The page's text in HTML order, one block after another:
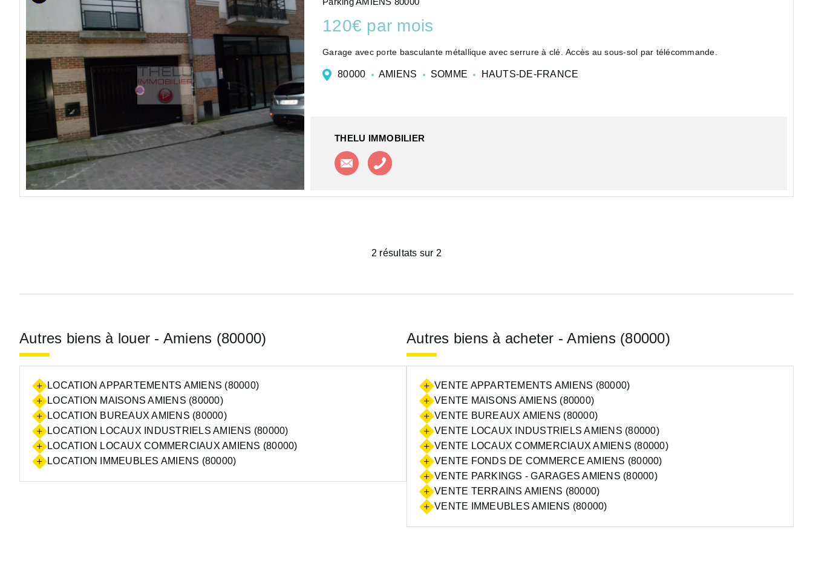
120€ par mois
Garage avec porte basculante métallique avec serrure à clé. Accès au sous-sol par télécommande.
80000 AMIENS SOMME HAUTS-DE-FRANCE
THELU IMMOBILIER
Contacter l'agence
2 résultats sur 2
Autres biens à louer - Amiens (80000)
LOCATION APPARTEMENTS AMIENS (80000)
LOCATION MAISONS AMIENS (80000)
LOCATION BUREAUX AMIENS (80000)
LOCATION LOCAUX INDUSTRIELS AMIENS (80000)
LOCATION LOCAUX COMMERCIAUX AMIENS (80000)
LOCATION IMMEUBLES AMIENS (80000)
Autres biens à acheter - Amiens (80000)
VENTE APPARTEMENTS AMIENS (80000)
VENTE MAISONS AMIENS (80000)
VENTE BUREAUX AMIENS (80000)
VENTE LOCAUX INDUSTRIELS AMIENS (80000)
VENTE LOCAUX COMMERCIAUX AMIENS (80000)
VENTE FONDS DE COMMERCE AMIENS (80000)
VENTE PARKINGS - GARAGES AMIENS (80000)
VENTE TERRAINS AMIENS (80000)
VENTE IMMEUBLES AMIENS (80000)